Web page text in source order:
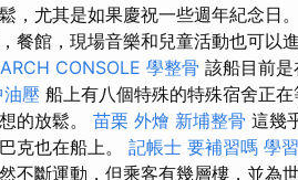
，尤其是如果慶祝一些週年紀念日
餐館，現場音樂和兒童活動也可以
CONSOLE 學整骨 該船目前
油壓 船上有八個特殊的特殊宿舍正
的放鬆。 苗栗 外燴 新埔整骨 這幾
克也在船上。 記帳士 要補習嗎 學
不斷運動，但乘客有幾層樓，並